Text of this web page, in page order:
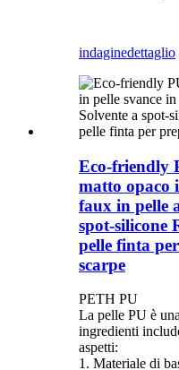
indaginedettaglio
Eco-friendly
matto opaco
faux in pelle
spot-silicone
pelle finta
scarpe
PETH PU
La pelle PU è
ingredienti
aspetti:
1. Materiale di